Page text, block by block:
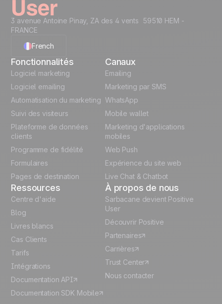
3 avenue Antoine Pinay, ZA des 4 vents 59510 HEM -
FRANCE
French
English
German
Italian
Fonctionnalités
Logiciel marketing
Logiciel emailing
Automatisation du marketing
Suivi des visiteurs
Plateforme de données
clients
Programme de fidélité
Formulaires
Pages de destination
Canaux
Emailing
Marketing par SMS
WhatsApp
Mobile wallet
Marketing d'applications
mobiles
Web Push
Expérience du site web
Live Chat & Chatbot
Ressources
Centre d'aide
Blog
Livres blancs
Cas Clients
Tarifs
Intégrations
Documentation API
Documentation SDK Mobile
À propos de nous
Sarbacane devient Positive
User
Découvrir Positive
Partenaires
Carrières
Trust Center
Nous contacter